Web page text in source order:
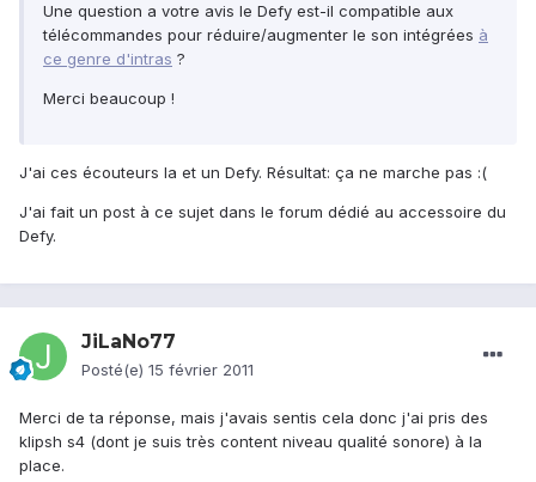
Une question a votre avis le Defy est-il compatible aux
télécommandes pour réduire/augmenter le son intégrées à
ce genre d'intras ?
Merci beaucoup !
J'ai ces écouteurs la et un Defy. Résultat: ça ne marche pas :(
J'ai fait un post à ce sujet dans le forum dédié au accessoire du
Defy.
JiLaNo77
Posté(e) 15 février 2011
Merci de ta réponse, mais j'avais sentis cela donc j'ai pris des
klipsh s4 (dont je suis très content niveau qualité sonore) à la
place.